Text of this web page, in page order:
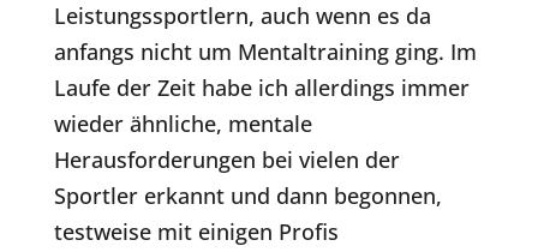
Leistungssportlern, auch wenn es da
anfangs nicht um Mentaltraining ging. Im
Laufe der Zeit habe ich allerdings immer
wieder ähnliche, mentale
Herausforderungen bei vielen der
Sportler erkannt und dann begonnen,
testweise mit einigen Profis